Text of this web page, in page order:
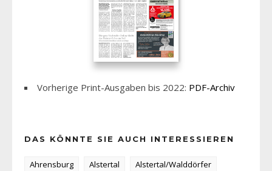
Vorherige Print-Ausgaben bis 2022: PDF-Archiv
DAS KÖNNTE SIE AUCH INTERESSIEREN
Ahrensburg Alstertal
Alstertal/Walddörfer